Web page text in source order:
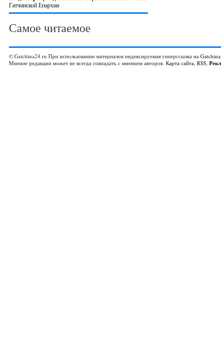
Гатчинской Епархии
Самое читаемое
© Gatchina24.ru При использовании материалов индексируемая гиперссылка на
Мнение редакции может не всегда совпадать с мнением авторов. Карта сайта, RSS,